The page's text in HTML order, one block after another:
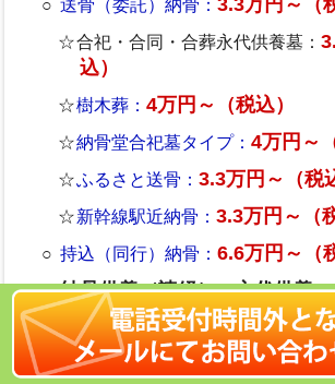
送骨（委託）納骨：3.3万円～（
合祀・合同・合葬永代供養墓：
込）
樹木葬：4万円～（税込）
納骨堂合祀墓タイプ：4万円～
ふるさと送骨：3.3万円～（税
新幹線駅近納骨：3.3万円～（
持込（同行）納骨：6.6万円～（
納骨供養（読経）＋永代供養
合祀・合同・合葬永代供養墓：
込）